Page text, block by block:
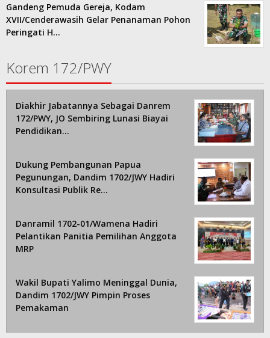
Gandeng Pemuda Gereja, Kodam
XVII/Cenderawasih Gelar Penanaman Pohon
Peringati H…
Korem 172/PWY
Diakhir Jabatannya Sebagai Danrem
172/PWY, JO Sembiring Lunasi Biayai
Pendidikan…
Dukung Pembangunan Papua
Pegunungan, Dandim 1702/JWY Hadiri
Konsultasi Publik Re…
Danramil 1702-01/Wamena Hadiri
Pelantikan Panitia Pemilihan Anggota
MRP
Wakil Bupati Yalimo Meninggal Dunia,
Dandim 1702/JWY Pimpin Proses
Pemakaman